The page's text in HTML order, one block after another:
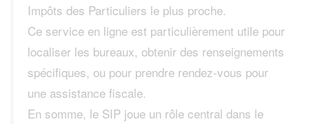
Impôts des Particuliers le plus proche.
Ce service en ligne est particulièrement utile pour
localiser les bureaux, obtenir des renseignements
spécifiques, ou pour prendre rendez-vous pour
une assistance fiscale.
En somme, le SIP joue un rôle central dans le